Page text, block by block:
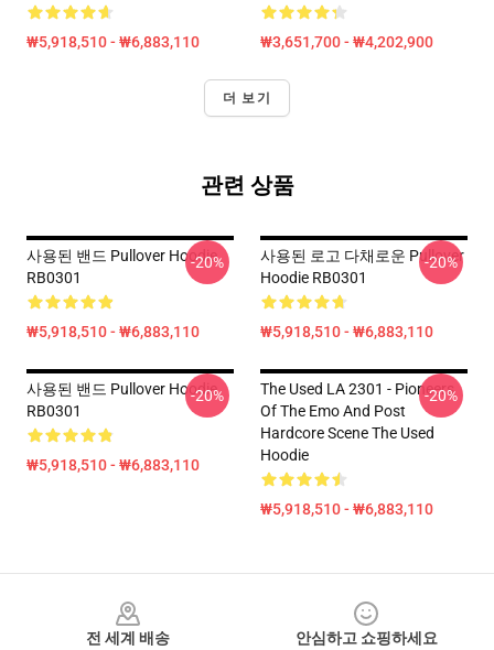
₩5,918,510 - ₩6,883,110 ₩3,651,700 - ₩4,202,900
더 보기
관련 상품
사용된 밴드 Pullover Hoodie
RB0301
₩5,918,510 - ₩6,883,110
-20%
사용된 로고 다채로운 Pullover
Hoodie RB0301
₩5,918,510 - ₩6,883,110
-20%
사용된 밴드 Pullover Hoodie
RB0301
₩5,918,510 - ₩6,883,110
-20%
The Used LA 2301 - Pioneers
Of The Emo And Post
Hardcore Scene The Used
Hoodie
₩5,918,510 - ₩6,883,110
-20%
전 세계 배송
안심하고 쇼핑하세요